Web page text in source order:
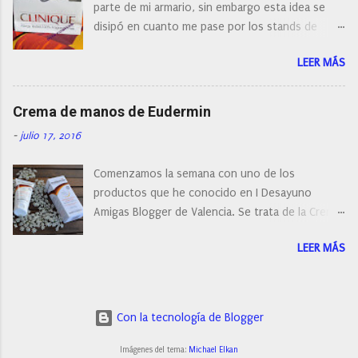
cepillo facial de Clinique
parte de mi armario, sin embargo esta idea se
disipó en cuanto me pase por los stands de
resistirse a esta paleta de colores de Clinique.
LEER MÁS
Crema de manos de Eudermin
- julio 17, 2016
Comenzamos la semana con uno de los
productos que he conocido en I Desayuno
Amigas Blogger de Valencia. Se trata de la Crema
manos para utilizar tanto en verano como en
LEER MÁS
Con la tecnología de Blogger
Imágenes del tema: Michael Elkan